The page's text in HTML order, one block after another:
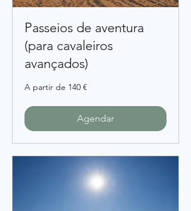
Passeios de aventura
(para cavaleiros
avançados)
A
partir
euros
A partir de 140 €
Agendar